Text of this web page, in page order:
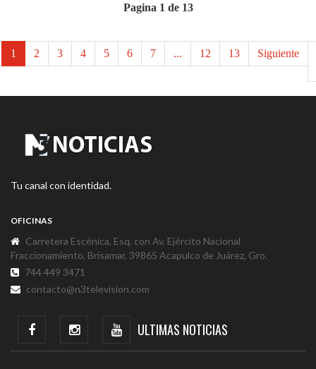
Pagina 1 de 13
1 2 3 4 5 6 7 ... 12 13 Siguiente
Tu canal con identidad.
OFICINAS
Carretera Escénica, Esq. con Av. Ejército Nacional
Fraccionamiento, Brisamar, 39865 Acapulco de Juárez, Gro.
744 449 3471
contacto@n3television.com
ULTIMAS NOTICIAS